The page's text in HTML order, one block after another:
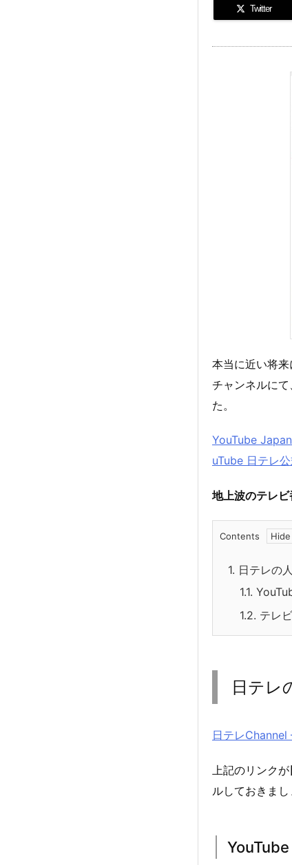
Twitter
本当に近い将来
チャンネルにて
た。
YouTube
uTube 日テレ
地上波のテレ
Contents
1. 日テレの
1.1.
1.2. テレ
日テレ
日テレChannel
上記のリンクが
ルしておきまし